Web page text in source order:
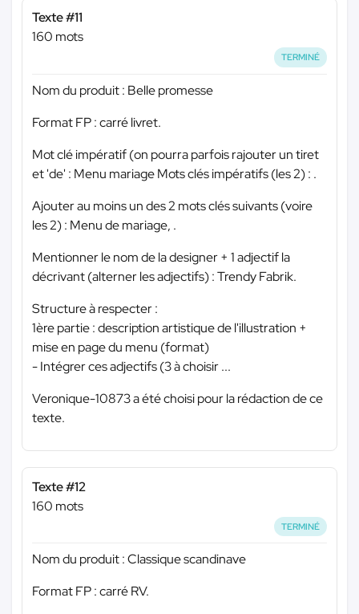
Texte #11
160 mots
TERMINÉ
Nom du produit : Belle promesse
Format FP : carré livret.
Mot clé impératif (on pourra parfois rajouter un tiret
et 'de' : Menu mariage Mots clés impératifs (les 2) : .
Ajouter au moins un des 2 mots clés suivants (voire
les 2) : Menu de mariage, .
Mentionner le nom de la designer + 1 adjectif la
décrivant (alterner les adjectifs) : Trendy Fabrik.
Structure à respecter :
1ère partie : description artistique de l'illustration +
mise en page du menu (format)
- Intégrer ces adjectifs (3 à choisir ...
Veronique-10873 a été choisi pour la rédaction de ce
texte.
Texte #12
160 mots
TERMINÉ
Nom du produit : Classique scandinave
Format FP : carré RV.